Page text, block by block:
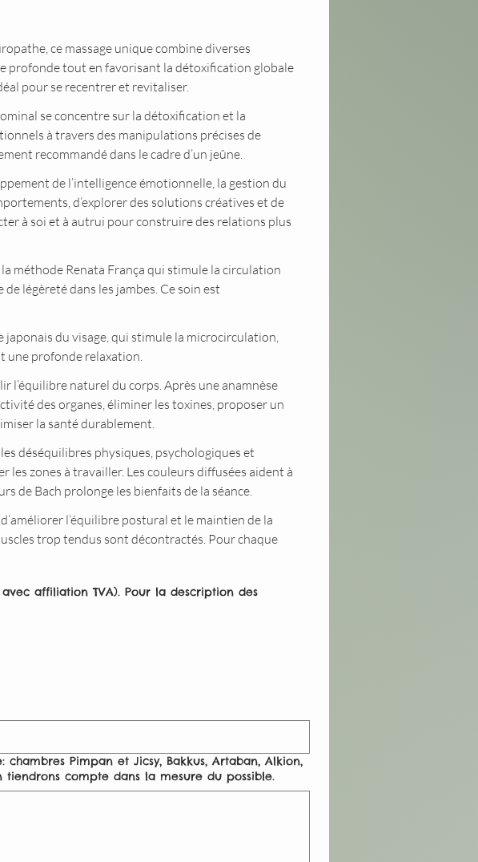
ce massage unique combine diverses
profonde tout en favorisant la détoxification globale
pour se recentrer et revitaliser.
se concentre sur la détoxification et la
à travers des manipulations précises de
recommandé dans le cadre d’un jeûne.
de l’intelligence émotionnelle, la gestion du
d’explorer des solutions créatives et de
à soi et à autrui pour construire des relations plus
légèreté dans les jambes. Ce soin est
une profonde relaxation.
naturel du corps. Après une anamnèse
des organes, éliminer les toxines, proposer un
la santé durablement.
déséquilibres physiques, psychologiques et
zones à travailler. Les couleurs diffusées aident à
de Bach prolonge les bienfaits de la séance.
l’équilibre postural et le maintien de la
trop tendus sont décontractés. Pour chaque
affiliation TVA). Pour la description des
Pimpan et Jicsy, Bakkus, Artaban, Alkion,
tiendrons compte dans la mesure du possible.